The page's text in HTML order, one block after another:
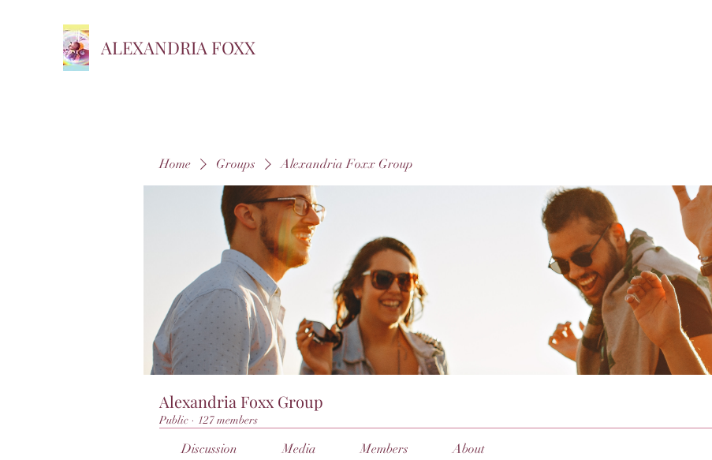
ALEXANDRIA FOXX
Home Groups Alexandria Foxx Group
Alexandria Foxx Group
Public · 127 members
Discussion Media Members About